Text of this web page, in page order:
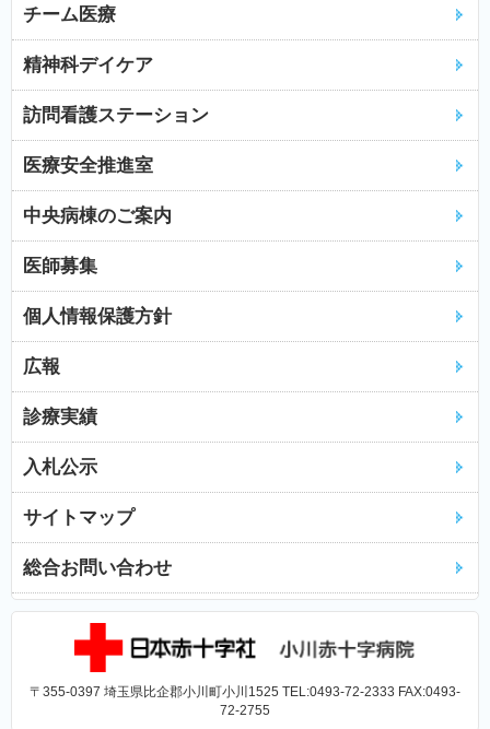
チーム医療
精神科デイケア
訪問看護ステーション
医療安全推進室
中央病棟のご案内
医師募集
個人情報保護方針
広報
診療実績
入札公示
サイトマップ
総合お問い合わせ
〒355-0397 埼玉県比企郡小川町小川1525 TEL:0493-72-2333 FAX:0493-
72-2755